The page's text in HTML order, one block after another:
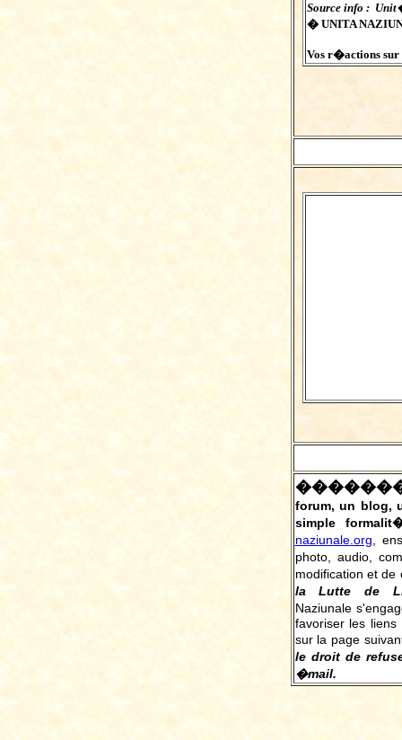
Source info :
� UNITA
Vos r�actions
forum, un blog,
simple
naziunale.org ,
photo, audio,
modification et
la Lutte de
Naziunale
favoriser les
sur la page
le droit de
�mail.